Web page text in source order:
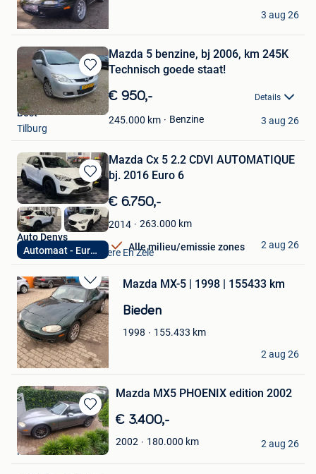
Evelien Hermans
Zutendaal
3 aug 26
Bewaren
in
Mijn
Favorieten
Mazda 5 benzine, bj 2006, km 245K
Technisch goede staat!
€ 950,- Details
245.000 km Benzine
Best
Tilburg
3 aug 26
Bewaren
in
Mijn
Favorieten
Automaat - Euro 6
Mazda Cx 5 2.2 CDVI AUTOMATIQUE
bj. 2016 Euro 6
€ 6.750,-
2014 263.000 km
Alle milieu/emissie zones
Auto Denys
Lokeren+Deel Overmere En Zele
2 aug 26
Bewaren
in
Mijn
Favorieten
Mazda MX-5 | 1998 | 155433 km
Bieden
1998 155.433 km
IMEX BV.
Zonhoven
2 aug 26
Bewaren
in
Mijn
Favorieten
Mazda MX5 PHOENIX edition 2002
€ 3.400,-
2002 180.000 km
Jos
Hamont
2 aug 26